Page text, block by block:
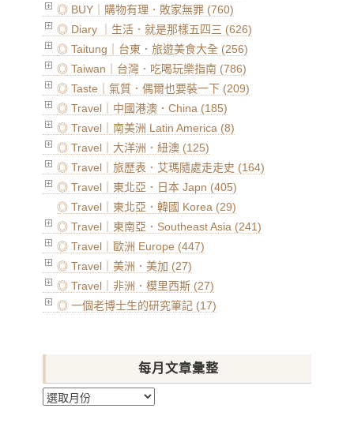
◎ BUY｜購物有理．敗家無罪 (760)
◎ Diary ｜生活．就是那樣五四三 (626)
◎ Taitung｜台東．旅遊美食大全 (256)
◎ Taiwan｜台灣．吃喝玩樂指南 (786)
◎ Taste｜氣質．偶爾也要裝一下 (209)
◎ Travel｜中國港澳．China (185)
◎ Travel｜南美洲 Latin America (8)
◎ Travel｜大洋洲．紐澳 (125)
◎ Travel｜旅歷表．艾瑪隨處走走史 (164)
◎ Travel｜東北亞．日本 Japn (405)
◎ Travel｜東北亞．韓國 Korea (29)
◎ Travel｜東南亞．Southeast Asia (241)
◎ Travel｜歐洲 Europe (447)
◎ Travel｜美洲．美加 (27)
◎ Travel｜非洲．模里西斯 (27)
◎ 一個老博士生的研究筆記 (17)
每月文章彙整
每